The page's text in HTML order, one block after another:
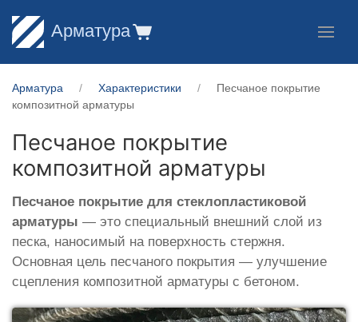
Арматура
Арматура Характеристики
Песчаное покрытие
композитной арматуры
Песчаное покрытие
композитной арматуры
Песчаное покрытие для стеклопластиковой
арматуры — это специальный внешний слой из
песка, наносимый на поверхность стержня.
Основная цель песчаного покрытия — улучшение
сцепления композитной арматуры с бетоном.